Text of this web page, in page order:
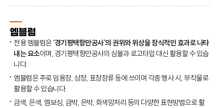
엠블럼
전용 엠블럼은‘경기평택항만공사’의 권위와 위상을 장식적인 효과로 나타
내는 요소이며, 경기평택항만공사의 심볼과 로고타입 대신 활용할 수 있습
니다.
엠블럼은 주로 임용장, 상장, 표창장류 등에 쓰이며 각종 행사 시, 부착물로
활용할 수 있습니다.
금색, 은색, 엠보싱, 금박, 은박, 회색망처리 등의 다양한 표현방법으로 활